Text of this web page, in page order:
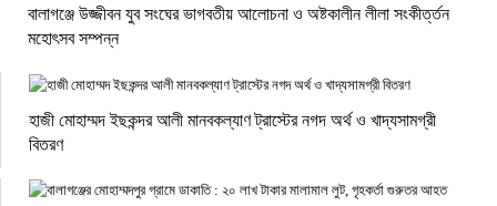
বালাগঞ্জে উজ্জীবন যুব সংঘের ভাগবতীয় আলোচনা ও অষ্টকালীন লীলা সংকীর্ত্তন
মহোৎসব সম্পন্ন
হাজী মোহাম্মদ ইছকন্দর আলী মানবকল্যাণ ট্রাস্টের নগদ অর্থ ও খাদ্যসামগ্রী
বিতরণ